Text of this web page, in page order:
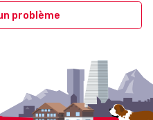
problème